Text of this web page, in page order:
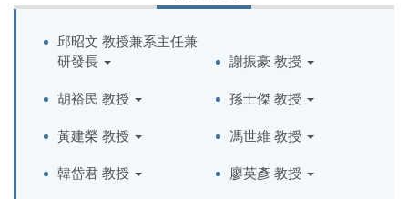
邱昭文 教授兼系主任兼
研發長
謝振豪 教授
胡裕民 教授 孫士傑 教授
黃建榮 教授 馮世維 教授
韓岱君 教授 廖英彥 教授